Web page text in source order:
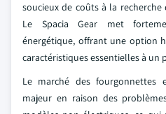
soucieux de coûts à la
Le Spacia Gear met
énergétique, offrant une option
caractéristiques essentielles à un
Le marché des
majeur en raison des